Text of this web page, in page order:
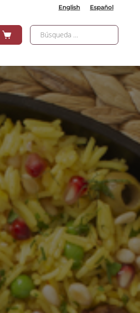
English Español